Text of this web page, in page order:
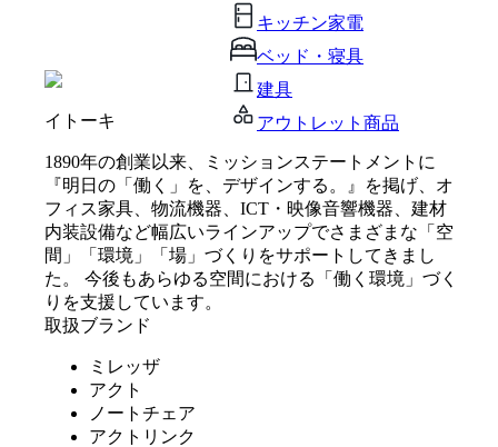
キッチン家電
ベッド・寝具
建具
アウトレット商品
イトーキ
1890年の創業以来、ミッションステートメントに
『明日の「働く」を、デザインする。』を掲げ、オ
フィス家具、物流機器、ICT・映像音響機器、建材
内装設備など幅広いラインアップでさまざまな「空
間」「環境」「場」づくりをサポートしてきまし
た。 今後もあらゆる空間における「働く環境」づく
りを支援しています。
取扱ブランド
ミレッザ
アクト
ノートチェア
アクトリンク